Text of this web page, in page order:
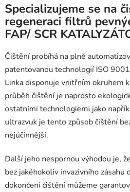
Specializujeme se na
regeneraci filtrů
FAP/ SCR
Čištění probíhá na plně
patentovanou technologií ISO
Linka disponuje vnitřním okruhem
průběh čištění je naprosto
ostatními technologiemi jako
ultrazvuk je tento způsob čištění
nejúčinnější.
Další jeho nespornou výhodou je,
bez jakéhokoliv invazivního
dokončení čištění můžeme